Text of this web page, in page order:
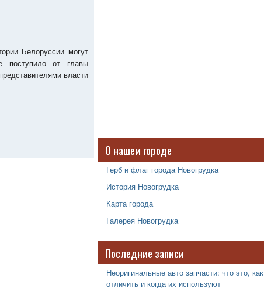
Белоруссии могут
поступило от главы
власти
О нашем городе
Герб и флаг города Новогрудка
История Новогрудка
Карта города
Галерея Новогрудка
Последние записи
Неоригинальные авто запчасти: что это, как
отличить и когда их используют